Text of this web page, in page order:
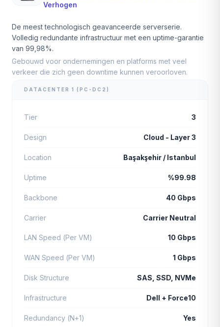
Verhogen
De meest technologisch geavanceerde serverserie.
Volledig redundante infrastructuur met een uptime-garantie
van 99,98%.
Gebouwd voor ondernemingen en platforms met veel
verkeer die zich geen downtime kunnen veroorloven.
DATACENTER 1 (PC-DC2)
Tier 3
Design Cloud - Layer 3
Location Başakşehir / Istanbul
Uptime %99.98
Backbone 40 Gbps
Carrier Carrier Neutral
LAN Speed (Per VM) 10 Gbps
WAN Speed (Per VM) 1 Gbps
Disk Structure SAS, SSD, NVMe
Infrastructure Dell + Force10
Redundancy (N+1) Yes